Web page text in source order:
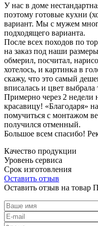
У нас в доме
поэтому готовые кухни
вариант. Мы с мужем
подходящего варианта.
После всех походов по
на заказ под наши
обмерил, посчитал,
хотелось, и картинка в
скажу, что это самый
вписалась и цвет выбрала
Примерно через 2
красавицу! «Благодаря»
помучиться с монтажом
получился отменный.
Большое всем спасибо!
Качество продукции
Уровень сервиса
Срок изготовления
Оставить отзыв
Оставить отзыв на товар